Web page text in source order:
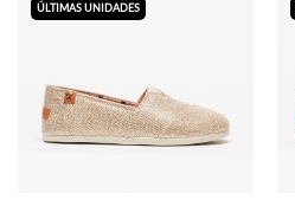
ÚLTIMAS UNIDADES